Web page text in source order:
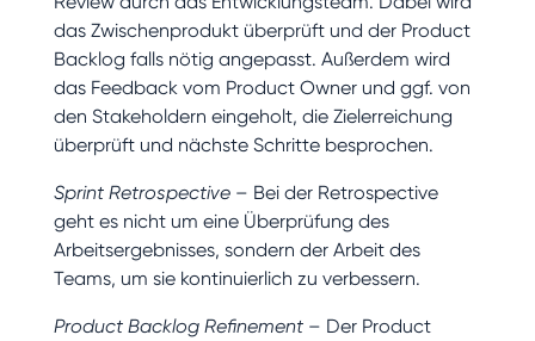
das Zwischenprodukt überprüft und der Product
Backlog falls nötig angepasst. Außerdem wird
das Feedback vom Product Owner und ggf. von
den Stakeholdern eingeholt, die Zielerreichung
überprüft und nächste Schritte besprochen.
Sprint Retrospective– Bei der Retrospective
geht es nicht um eine Überprüfung des
Arbeitsergebnisses, sondern der Arbeit des
Teams, um sie kontinuierlich zu verbessern.
Product Backlog Refinement– Der Product